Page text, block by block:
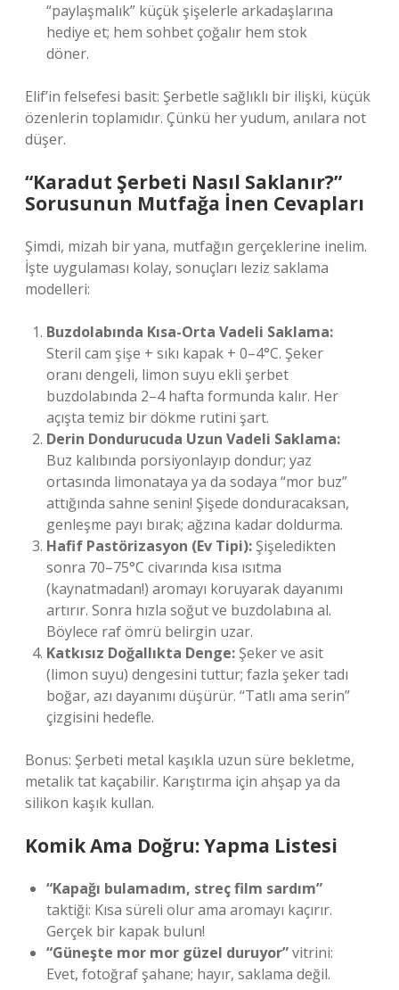
“paylaşmalık” küçük şişelerle arkadaşlarına
hediye et; hem sohbet çoğalır hem stok
döner.
Elif’in felsefesi basit: Şerbetle sağlıklı bir ilişki, küçük
özenlerin toplamıdır. Çünkü her yudum, anılara not
düşer.
“Karadut Şerbeti Nasıl Saklanır?”
Sorusunun Mutfağa İnen Cevapları
Şimdi, mizah bir yana, mutfağın gerçeklerine inelim.
İşte uygulaması kolay, sonuçları leziz saklama
modelleri:
Buzdolabında Kısa-Orta Vadeli Saklama:
Steril cam şişe + sıkı kapak + 0–4°C. Şeker
oranı dengeli, limon suyu ekli şerbet
buzdolabında 2–4 hafta formunda kalır. Her
açışta temiz bir dökme rutini şart.
Derin Dondurucuda Uzun Vadeli Saklama:
Buz kalıbında porsiyonlayıp dondur; yaz
ortasında limonataya ya da sodaya “mor buz”
attığında sahne senin! Şişede donduracaksan,
genleşme payı bırak; ağzına kadar doldurma.
Hafif Pastörizasyon (Ev Tipi): Şişeledikten
sonra 70–75°C civarında kısa ısıtma
(kaynatmadan!) aromayı koruyarak dayanımı
artırır. Sonra hızla soğut ve buzdolabına al.
Böylece raf ömrü belirgin uzar.
Katkısız Doğallıkta Denge: Şeker ve asit
(limon suyu) dengesini tuttur; fazla şeker tadı
boğar, azı dayanımı düşürür. “Tatlı ama serin”
çizgisini hedefle.
Bonus: Şerbeti metal kaşıkla uzun süre bekletme,
metalik tat kaçabilir. Karıştırma için ahşap ya da
silikon kaşık kullan.
Komik Ama Doğru: Yapma Listesi
“Kapağı bulamadım, streç film sardım”
taktiği: Kısa süreli olur ama aromayı kaçırır.
Gerçek bir kapak bulun!
“Güneşte mor mor güzel duruyor”vitrini:
Evet, fotoğraf şahane; hayır, saklama değil.